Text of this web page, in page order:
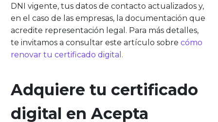
DNI vigente, tus datos de contacto actualizados y,
en el caso de las empresas, la documentación que
acredite representación legal. Para más detalles,
te invitamos a consultar este artículo sobrecómo
renovar tu certificado digital.
Adquiere tu certificado
digital en Acepta